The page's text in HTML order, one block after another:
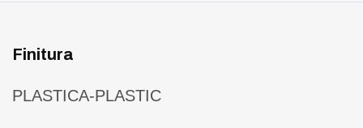
Finitura
PLASTICA-PLASTIC